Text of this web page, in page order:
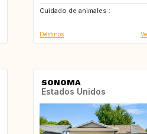
Cuidado de animales :
Destinos
SONOMA
Estados Unidos